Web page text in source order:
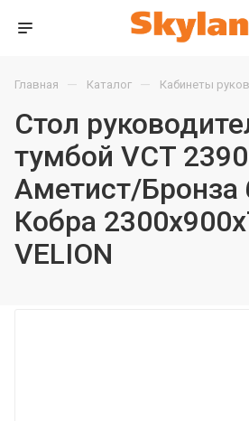
Главная — Каталог — Кабинеты
Стол
тумбой VCT
Аметист/
Кобра
VELION